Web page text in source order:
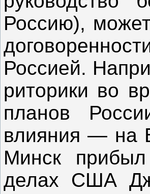
Россию),
Россией.
риторики во
планов
влияния — на
Минск
делах США